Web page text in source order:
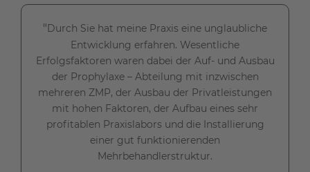
"Durch Sie hat meine Praxis eine unglaubliche
Entwicklung erfahren. Wesentliche
Erfolgsfaktoren waren dabei der Auf- und Ausbau
der Prophylaxe – Abteilung mit inzwischen
mehreren ZMP, der Ausbau der Privatleistungen
mit hohen Faktoren, der Aufbau eines sehr
profitablen Praxislabors und die Installierung
einer gut funktionierenden
Mehrbehandlerstruktur.